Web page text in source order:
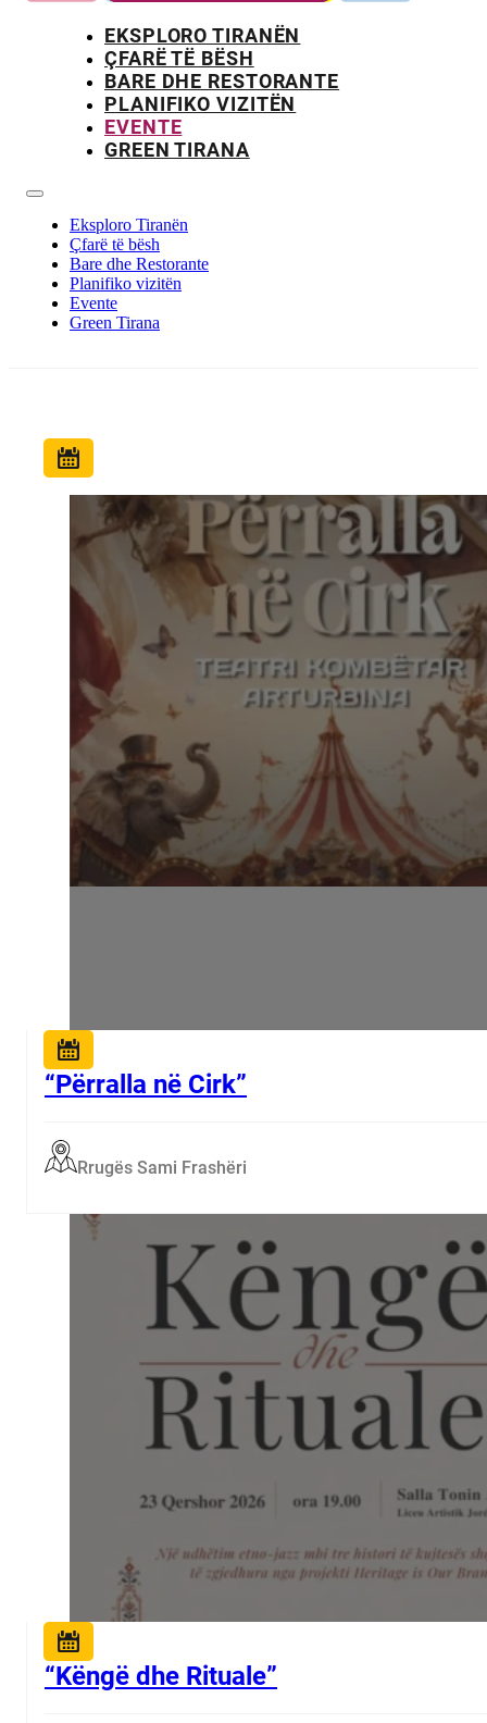
EKSPLORO TIRANËN
ÇFARË TË BËSH
BARE DHE RESTORANTE
PLANIFIKO VIZITËN
EVENTE
GREEN TIRANA
Eksploro Tiranën
Çfarë të bësh
Bare dhe Restorante
Planifiko vizitën
Evente
Green Tirana
“Përralla në Cirk”
Rrugës Sami Frashëri
“Këngë dhe Rituale”